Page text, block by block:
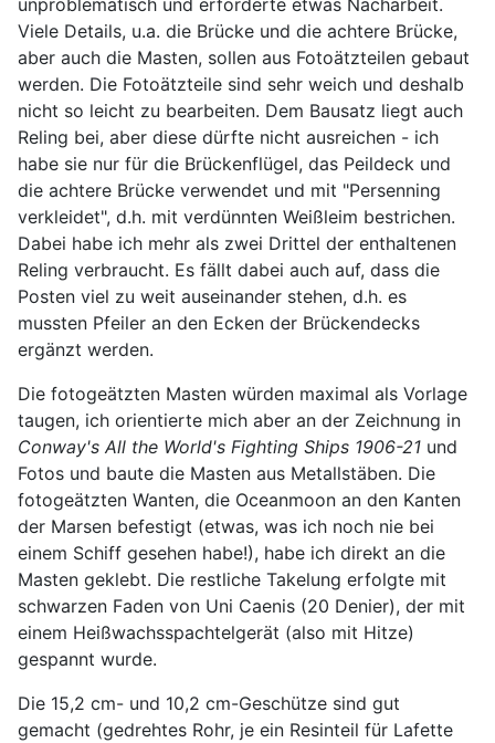
Viele Details, u.a. die Brücke und die achtere Brücke,
aber auch die Masten, sollen aus Fotoätzteilen gebaut
werden. Die Fotoätzteile sind sehr weich und deshalb
nicht so leicht zu bearbeiten. Dem Bausatz liegt auch
Reling bei, aber diese dürfte nicht ausreichen - ich
habe sie nur für die Brückenflügel, das Peildeck und
die achtere Brücke verwendet und mit "Persenning
verkleidet", d.h. mit verdünnten Weißleim bestrichen.
Dabei habe ich mehr als zwei Drittel der enthaltenen
Reling verbraucht. Es fällt dabei auch auf, dass die
Posten viel zu weit auseinander stehen, d.h. es
mussten Pfeiler an den Ecken der Brückendecks
ergänzt werden.
Die fotogeätzten Masten würden maximal als Vorlage
taugen, ich orientierte mich aber an der Zeichnung in
Conway's All the World's Fighting Ships 1906-21 und
Fotos und baute die Masten aus Metallstäben. Die
fotogeätzten Wanten, die Oceanmoon an den Kanten
der Marsen befestigt (etwas, was ich noch nie bei
einem Schiff gesehen habe!), habe ich direkt an die
Masten geklebt. Die restliche Takelung erfolgte mit
schwarzen Faden von Uni Caenis (20 Denier), der mit
einem Heißwachsspachtelgerät (also mit Hitze)
gespannt wurde.
Die 15,2 cm- und 10,2 cm-Geschütze sind gut
gemacht (gedrehtes Rohr, je ein Resinteil für Lafette